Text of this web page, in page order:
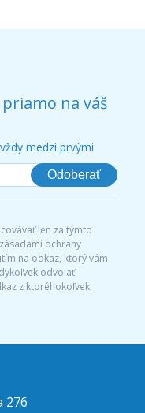
na váš
medzi prvými
Odoberať
len za týmto
ochrany
na odkaz, ktorý vám
odvolať
z ktoréhokoľvek
276